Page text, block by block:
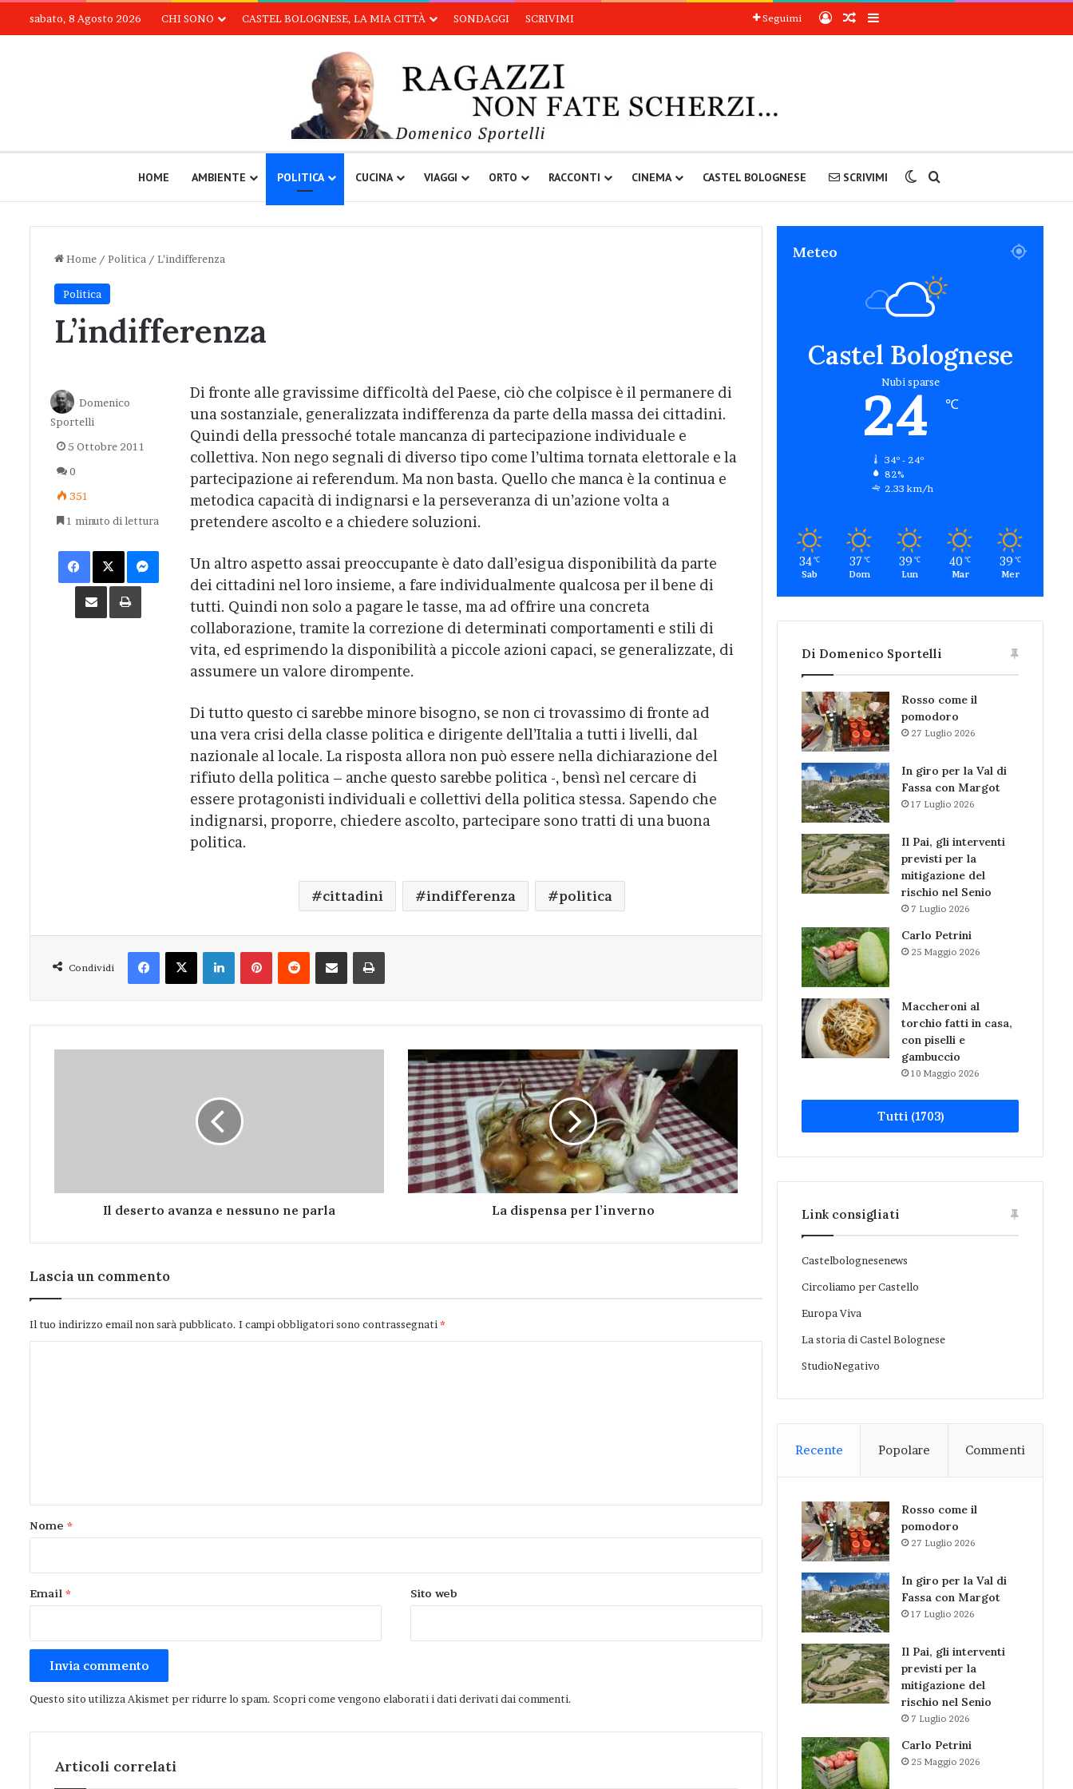
sabato, 8 Agosto 2026 CHI SONO CASTEL BOLOGNESE, LA MIA CITTÀ SONDAGGI SCRIVIMI Seguimi AccediArticoli a sorpresa
Barra laterale
HOME AMBIENTE POLITICA CUCINA VIAGGI ORTO RACCONTI CINEMA CASTEL BOLOGNESE SCRIVIMI Cambia aspetto
Home / Politica / L’indifferenza
Politica
L’indifferenza
Di fronte alle gravissime difficoltà del Paese, ciò che colpisce è il permanere di
una sostanziale, generalizzata indifferenza da parte della massa dei cittadini.
Quindi della pressoché totale mancanza di partecipazione individuale e
collettiva. Non nego segnali di diverso tipo come l’ultima tornata elettorale e la
partecipazione ai referendum. Ma non basta. Quello che manca è la continua e
metodica capacità di indignarsi e la perseveranza di un’azione volta a
pretendere ascolto e a chiedere soluzioni.
Un altro aspetto assai preoccupante è dato dall’esigua disponibilità da parte
dei cittadini nel loro insieme, a fare individualmente qualcosa per il bene di
tutti. Quindi non solo a pagare le tasse, ma ad offrire una concreta
collaborazione, tramite la correzione di determinati comportamenti e stili di
vita, ed esprimendo la disponibilità a piccole azioni capaci, se generalizzate, di
assumere un valore dirompente.
Di tutto questo ci sarebbe minore bisogno, se non ci trovassimo di fronte ad
una vera crisi della classe politica e dirigente dell’Italia a tutti i livelli, dal
nazionale al locale. La risposta allora non può essere nella dichiarazione del
rifiuto della politica – anche questo sarebbe politica -, bensì nel cercare di
essere protagonisti individuali e collettivi della politica stessa. Sapendo che
indignarsi, proporre, chiedere ascolto, partecipare sono tratti di una buona
politica.
cittadini indifferenza politica
Domenico
Sportelli
5 Ottobre 2011
0
351
1 minuto di lettura
Facebook
X Messenger
Condividi via Email Stampa
Condividi
Facebook
X LinkedInPinterestReddit Condividi via Email Stampa
Il deserto avanza e nessuno ne parla
dispensa
per
l’inverno
La dispensa per l’inverno
Lascia un commento
Il tuo indirizzo email non sarà pubblicato. I campi obbligatori sono contrassegnati *
o
Nome *
Email * Sito web
Questo sito utilizza Akismet per ridurre lo spam. Scopri come vengono elaborati i dati derivati dai commenti.
Articoli correlati
Meteo
Castel Bolognese
Nubi sparse
24 ℃
34º - 24º
82%
2.33 km/h
34 ℃
Sab
37 ℃
Dom
39 ℃
Lun
40 ℃
Mar
39 ℃
Mer
Di Domenico Sportelli
Rosso come il
pomodoro
27 Luglio 2026
In giro per la Val di
Fassa con Margot
17 Luglio 2026
Il Pai, gli interventi
previsti per la
mitigazione del
rischio nel Senio
7 Luglio 2026
Carlo Petrini
25 Maggio 2026
Maccheroni al
torchio fatti in casa,
con piselli e
gambuccio
10 Maggio 2026
Tutti (1703)
Link consigliati
Castelbolognesenews
Circoliamo per Castello
Europa Viva
La storia di Castel Bolognese
StudioNegativo
Recente Popolare Commenti
Rosso come il
pomodoro
27 Luglio 2026
In giro per la Val di
Fassa con Margot
17 Luglio 2026
Il Pai, gli interventi
previsti per la
mitigazione del
rischio nel Senio
7 Luglio 2026
Carlo Petrini
25 Maggio 2026